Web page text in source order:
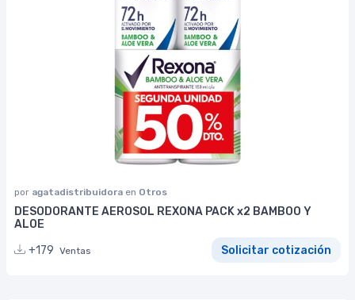
por agatadistribuidora en Otros
DESODORANTE AEROSOL REXONA PACK x2 BAMBOO Y
ALOE
+179 Ventas Solicitar cotización